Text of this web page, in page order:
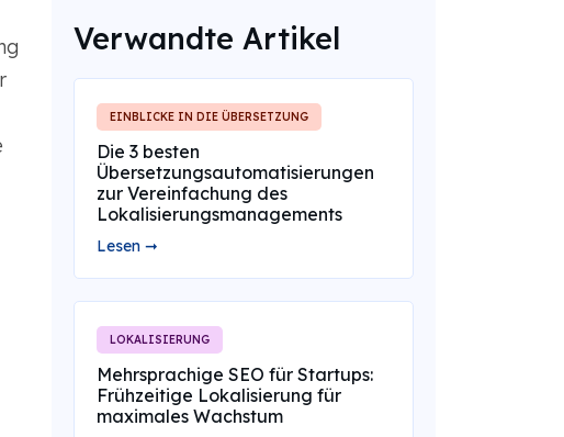
Verwandte Artikel
EINBLICKE IN DIE ÜBERSETZUNG
Die 3 besten
Übersetzungsautomatisierungen
zur Vereinfachung des
Lokalisierungsmanagements
Lesen ➞
LOKALISIERUNG
Mehrsprachige SEO für Startups:
Frühzeitige Lokalisierung für
maximales Wachstum